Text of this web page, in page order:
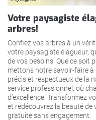
Votre paysagiste
arbres!
Confiez vos arbres à un
votre paysagiste élagueur,
de vos besoins. Que ce soit
mettons notre savoir-faire
précis et respectueux de la
service professionnel, où
d’excellence. Transformez
et redécouvrez la beauté de
gratuite sans engagement.